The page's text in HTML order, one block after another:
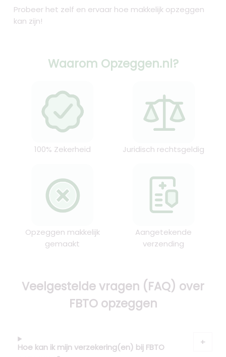
Probeer het zelf en ervaar hoe makkelijk opzeggen
kan zijn!
Waarom Opzeggen.nl?
100% Zekerheid Juridisch rechtsgeldig
Opzeggen makkelijk
gemaakt
Aangetekende
verzending
Veelgestelde vragen (FAQ) over
FBTO opzeggen
Hoe kan ik mijn verzekering(en) bij FBTO